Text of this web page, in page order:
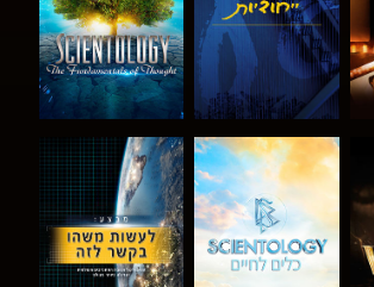
בדוק את הסדרה צפה